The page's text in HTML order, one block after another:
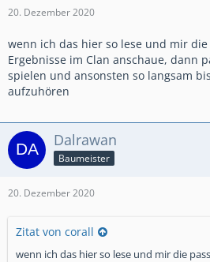
20. Dezember 2020
wenn ich das hier so lese und mir
Ergebnisse im Clan anschaue, dann
spielen und ansonsten so langsam
aufzuhören
Dalrawan
Baumeister
20. Dezember 2020
Zitat von corall
wenn ich das hier so lese und mir die